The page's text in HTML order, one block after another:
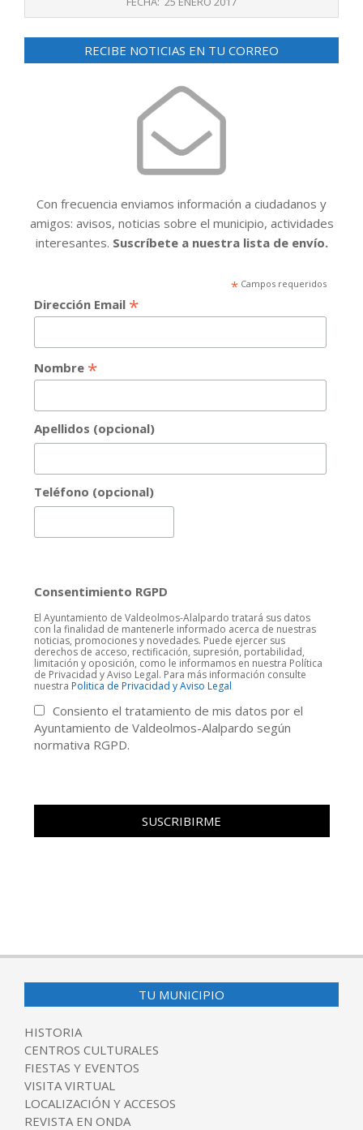
25
RECIBE NOTICIAS EN TU CORREO
Con frecuencia enviamos información a ciudadanos y
amigos: avisos, noticias sobre el municipio, actividades
interesantes. Suscríbete a nuestra lista de envío.
*Campos requeridos
Dirección Email *
Nombre *
Apellidos (opcional)
Teléfono (opcional)
Consentimiento RGPD
El Ayuntamiento de Valdeolmos-Alalpardo tratará sus datos
con la finalidad de mantenerle informado acerca de nuestras
noticias, promociones y novedades. Puede ejercer sus
derechos de acceso, rectificación, supresión, portabilidad,
limitación y oposición, como le informamos en nuestra Política
de Privacidad y Aviso Legal. Para más información consulte
nuestra Politica de Privacidad y Aviso Legal
Consiento el tratamiento de mis datos por el
Ayuntamiento de Valdeolmos-Alalpardo según
normativa RGPD.
TU MUNICIPIO
HISTORIA
CENTROS CULTURALES
FIESTAS Y EVENTOS
VISITA VIRTUAL
LOCALIZACIÓN Y ACCESOS
REVISTA EN ONDA